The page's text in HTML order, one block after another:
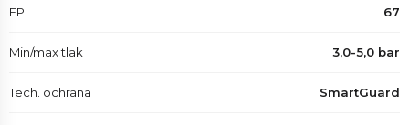
EPI 67
Min/max tlak 3,0-5,0 bar
Tech. ochrana SmartGuard